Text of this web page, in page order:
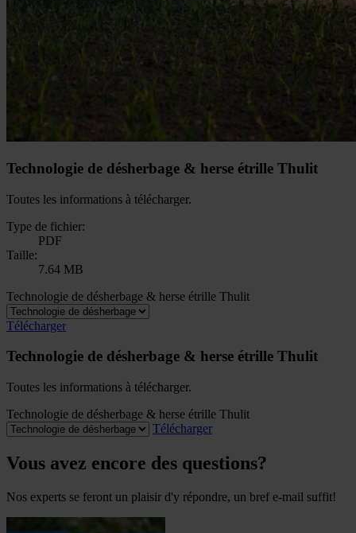
Technologie de désherbage & herse étrille Thulit
Toutes les informations à télécharger.
Type de fichier:
PDF
Taille:
7.64 MB
Technologie de désherbage & herse étrille Thulit
Télécharger
Technologie de désherbage & herse étrille Thulit
Toutes les informations à télécharger.
Technologie de désherbage & herse étrille Thulit
Télécharger
Vous avez encore des questions?
Nos experts se feront un plaisir d'y répondre, un bref e-mail suffit!